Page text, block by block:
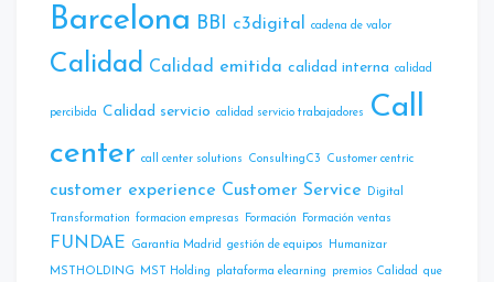
Barcelona BBI c3digital cadena de valor
Calidad Calidad emitida calidad interna calidad
percibida Calidad servicio calidad servicio trabajadores
Call
center call center solutions ConsultingC3 Customer centric
customer experience Customer Service Digital
Transformation formacion empresas Formación Formación ventas
FUNDAE Garantía Madrid gestión de equipos Humanizar
MSTHOLDING MST Holding plataforma elearning premios Calidad que